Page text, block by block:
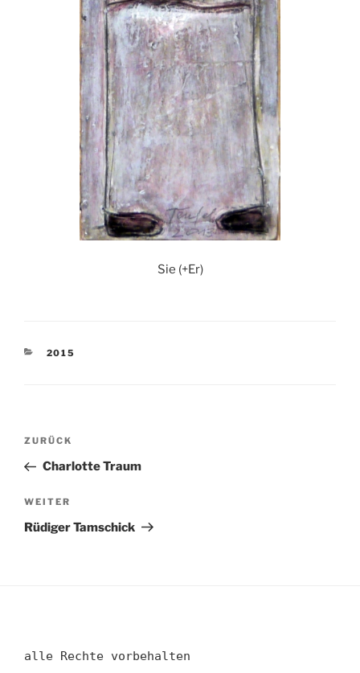
Sie (+Er)
KATEGORIEN
2015
Beitragsnavigation
Vorheriger
Beitrag
ZURÜCK
Charlotte Traum
Nächster
Beitrag
WEITER
Rüdiger Tamschick
alle Rechte vorbehalten